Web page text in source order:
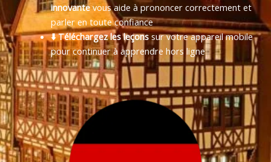
innovantevous aide à prononcer correctement et
parler en toute confiance
⬇️ Téléchargez les leçonssur votre appareil mobile
pour continuer à apprendre hors ligne